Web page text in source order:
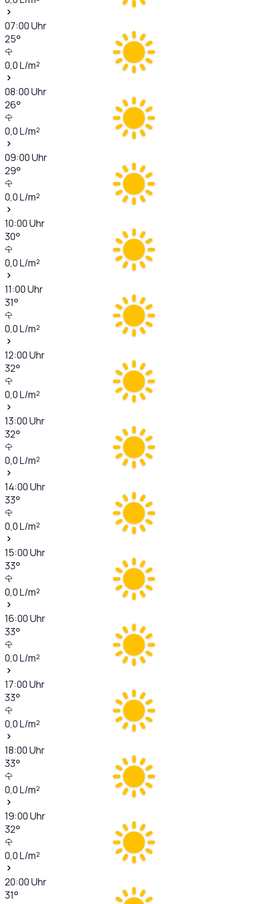
07:00Uhr
25°
0,0L/m²
08:00Uhr
26°
0,0L/m²
09:00Uhr
29°
0,0L/m²
10:00Uhr
30°
0,0L/m²
11:00Uhr
31°
0,0L/m²
12:00Uhr
32°
0,0L/m²
13:00Uhr
32°
0,0L/m²
14:00Uhr
33°
0,0L/m²
15:00Uhr
33°
0,0L/m²
16:00Uhr
33°
0,0L/m²
17:00Uhr
33°
0,0L/m²
18:00Uhr
33°
0,0L/m²
19:00Uhr
32°
0,0L/m²
20:00Uhr
31°